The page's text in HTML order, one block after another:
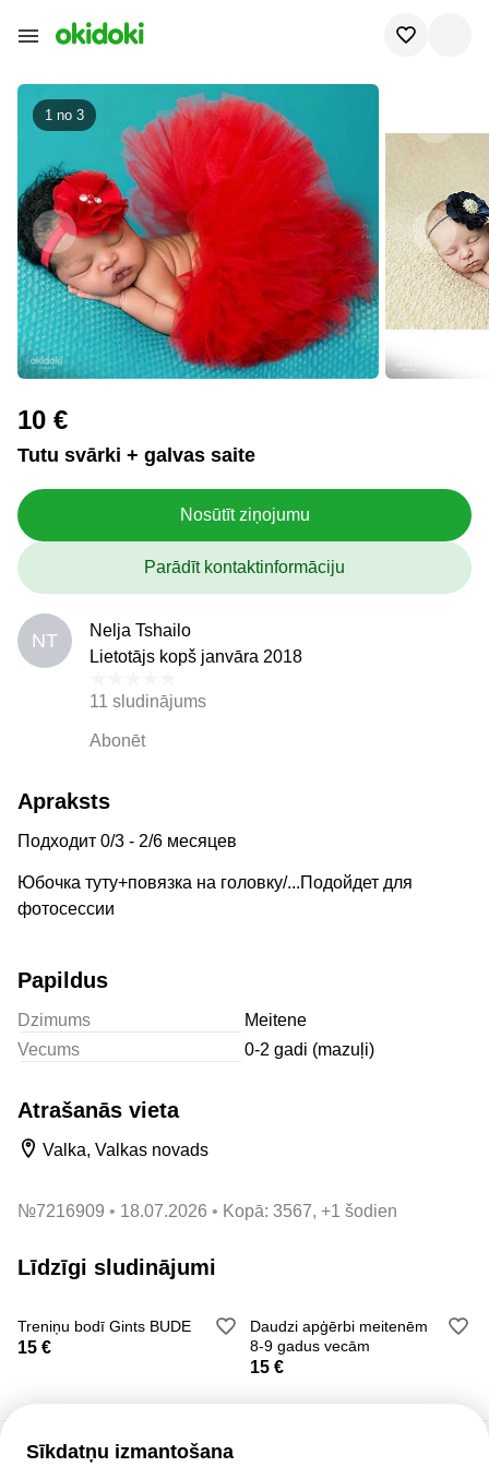
1 no 3
10 €
Tutu svārki + galvas saite
Nosūtīt ziņojumu
Parādīt kontaktinformāciju
NT
Nelja Tshailo
Lietotājs kopš janvāra 2018
11 sludinājums
Abonēt
Apraksts
Подходит 0/3 - 2/6 месяцев
Юбочка туту+повязка на головку/...Подойдет для
фотосессии
Papildus
Dzimums
Meitene
Vecums
0-2 gadi (mazuļi)
Atrašanās vieta
Valka, Valkas novads
№7216909 18.07.2026 Kopā: 3567, +1 šodien
Līdzīgi sludinājumi
Treniņu bodī Gints BUDE
15 €
Daudzi apģērbi meitenēm
8-9 gadus vecām
15 €
Sīkdatņu izmantošana